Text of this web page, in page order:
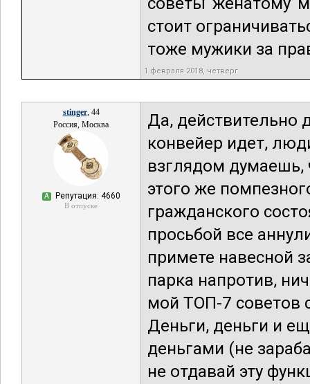
стоит
тоже мужики за
1 февраля 2018, четверг
stinger, 44
Россия, Москва
А Репутация: 4660
В отпуске
Да, действительно
конвейер идет,
взглядом думаешь,
этого же
гражданского
просьбой все
примете навесной
парка напротив,
мой ТОП-7 советов
Деньги, деньги и
деньгами (не
не отдавай эту